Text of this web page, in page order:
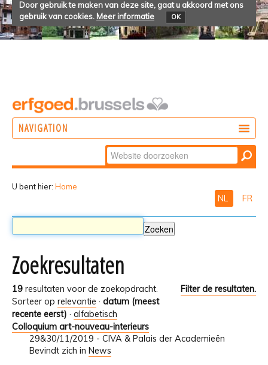
Door gebruik te maken van deze site, gaat u akkoord met ons
gebruik van cookies. Meer informatie OK
NAVIGATION
Zoek
Geavanceerd
U bent hier: Home
NL FR
Zoekresultaten
19 resultaten voor de zoekopdracht.
Filter de resultaten.
Sorteer op relevantie · datum (meest
recente eerst) · alfabetisch
Colloquium art-nouveau-interieurs
29&30/11/2019 - CIVA & Palais der Academieën
Bevindt zich in News